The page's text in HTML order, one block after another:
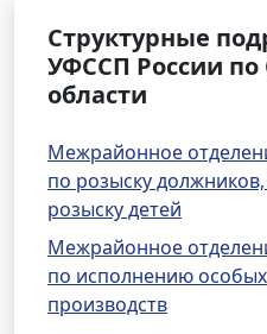
Структурные
УФССП России по
области
Межрайонное
по розыску
розыску детей
Межрайонное
по исполнению
производств